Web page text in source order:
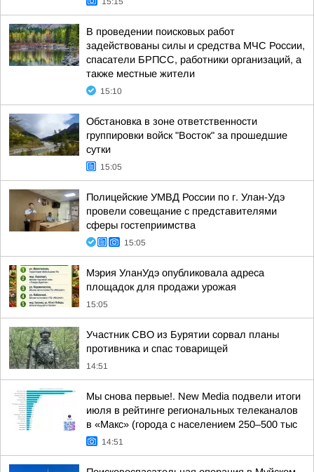
В проведении поисковых работ
задействованы силы и средства МЧС России,
спасатели БРПСС, работники организаций, а
также местные жители
15:10
Обстановка в зоне ответственности
группировки войск "Восток" за прошедшие
сутки
15:05
Полицейские УМВД России по г. Улан-Удэ
провели совещание с представителями
сферы гостеприимства
15:05
Мэрия УланУдэ опубликовала адреса
площадок для продажи урожая
15:05
Участник СВО из Бурятии сорвал планы
противника и спас товарищей
14:51
Мы снова первые!. New Media подвели итоги
июля в рейтинге региональных телеканалов
в «Макс» (города с населением 250–500 тыс
14:51